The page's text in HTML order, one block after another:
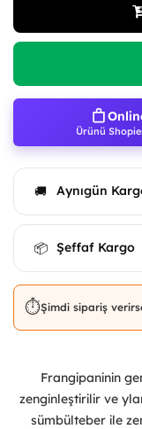
Ürünü
🚚 Aynıgün
📦 Şeffaf Kargo
⏱️Şimdi sipariş
Frangipaninin
zenginleştirilir ve
sümbülteber ile